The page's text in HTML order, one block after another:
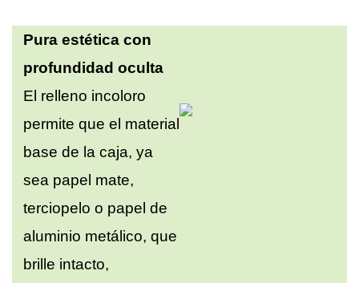
Pura estética con
profundidad oculta
El relleno incoloro
permite que el material
base de la caja, ya
sea papel mate,
terciopelo o papel de
aluminio metálico, que
brille intacto,